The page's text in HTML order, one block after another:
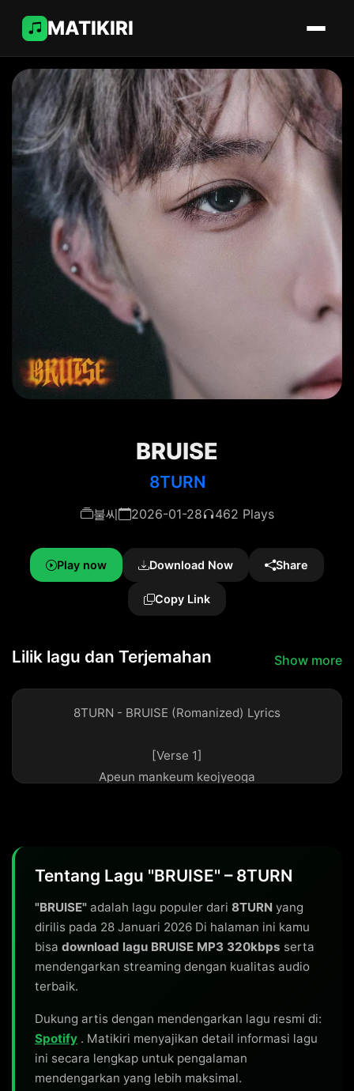
MATIKIRI
BRUISE
8TURN
불씨 2026-01-28 462 Plays
Play now Download Now Share
Copy Link
Lilik lagu dan Terjemahan Show more
8TURN - BRUISE (Romanized) Lyrics
[Verse 1]
Apeun mankeum keojyeoga
Seuchyeogan geu jarien
Lost the flame within
Jaega doeeodo gwaenchana nan
[Pre-Chorus]
Nochi aneul georan geu mal
Ruin my life
Mangchyeo nal da bujireopge
Got me so bleeding, amulji anne
Tentang Lagu "BRUISE" – 8TURN
"BRUISE" adalah lagu populer dari 8TURN yang
dirilis pada 28 Januari 2026 Di halaman ini kamu
bisa download lagu BRUISE MP3 320kbps serta
mendengarkan streaming dengan kualitas audio
terbaik.
Dukung artis dengan mendengarkan lagu resmi di:
Spotify . Matikiri menyajikan detail informasi lagu
ini secara lengkap untuk pengalaman
mendengarkan yang lebih maksimal.